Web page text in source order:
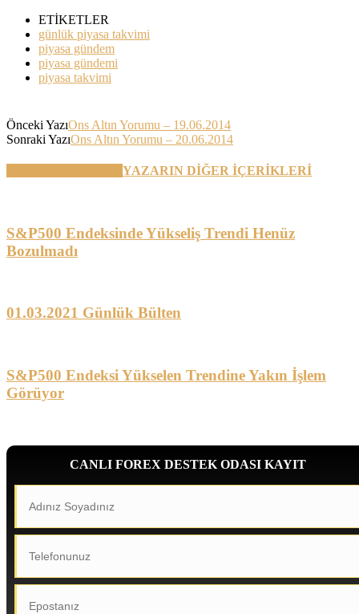
ETİKETLER
günlük piyasa takvimi
piyasa gündem
piyasa gündemi
piyasa takvimi
Önceki YazıOns Altın Yorumu – 19.06.2014
Sonraki YazıOns Altın Yorumu – 20.06.2014
YAZARIN DİĞER İÇERİKLERİ
S&P500 Endeksinde Yükseliş Trendi Henüz
Bozulmadı
01.03.2021 Günlük Bülten
S&P500 Endeksi Yükselen Trendine Yakın İşlem
Görüyor
CANLI FOREX DESTEK ODASI KAYIT